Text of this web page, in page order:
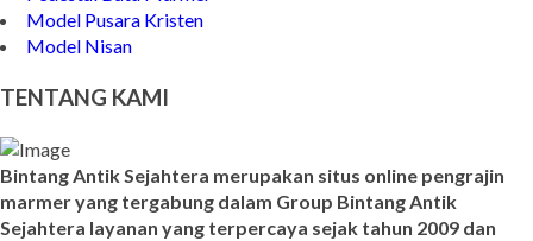
Model Pusara Kristen
Model Nisan
TENTANG KAMI
Bintang Antik Sejahtera merupakan situs online pengrajin
marmer yang tergabung dalam Group Bintang Antik
Sejahtera layanan yang terpercaya sejak tahun 2009 dan